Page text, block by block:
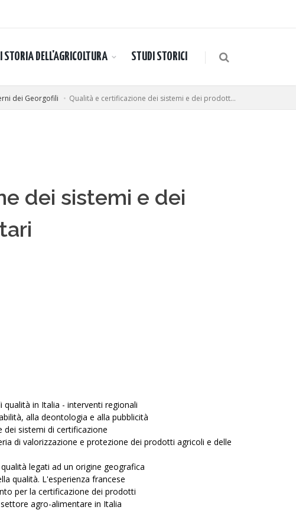
STORIA DELL'AGRICOLTURA STUDI STORICI
dei Georgofili Qualità e certificazione dei sistemi e dei prodott...
dei sistemi e dei
qualità in Italia - interventi regionali
alla deontologia e alla pubblicità
dei sistemi di certificazione
di valorizzazione e protezione dei prodotti agricoli e delle
legati ad un origine geografica
qualità. L'esperienza francese
per la certificazione dei prodotti
agro-alimentare in Italia